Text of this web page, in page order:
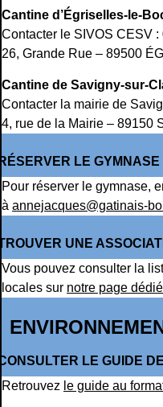
Cantine d’Égriselles-le-
Contacter le SIVOS CESV :
26, Grande Rue – 89500
Cantine de Savigny-sur-
Contacter la mairie de
4, rue de la Mairie – 89150
LE
Pour réserver le gymnase,
à annejacques@gatinais-
UNE
Vous pouvez consulter la
locales sur notre page
LE GUIDE
Retrouvez le guide au